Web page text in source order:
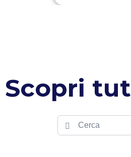
Scopri